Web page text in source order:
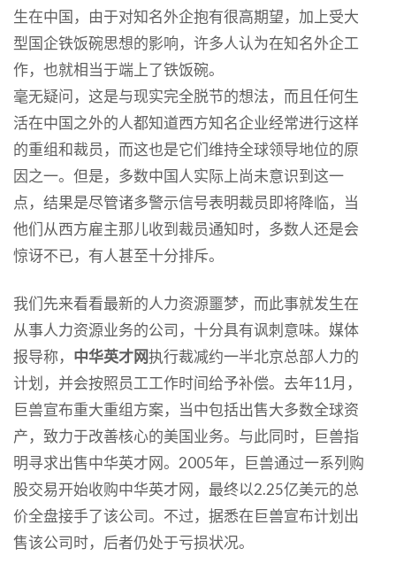
生在中国，由于对知名外企抱有很高期望，加上受大
型国企铁饭碗思想的影响，许多人认为在知名外企工
作，也就相当于端上了铁饭碗。
毫无疑问，这是与现实完全脱节的想法，而且任何生
活在中国之外的人都知道西方知名企业经常进行这样
的重组和裁员，而这也是它们维持全球领导地位的原
因之一。但是，多数中国人实际上尚未意识到这一
点，结果是尽管诸多警示信号表明裁员即将降临，当
他们从西方雇主那儿收到裁员通知时，多数人还是会
惊讶不已，有人甚至十分排斥。
我们先来看看最新的人力资源噩梦，而此事就发生在
从事人力资源业务的公司，十分具有讽刺意味。媒体
报导称， 中华英才网执行裁减约一半北京总部人力的
计划，并会按照员工工作时间给予补偿。去年11月，
巨兽宣布重大重组方案，当中包括出售大多数全球资
产，致力于改善核心的美国业务。与此同时，巨兽指
明寻求出售中华英才网。2005年，巨兽通过一系列购
股交易开始收购中华英才网，最终以2.25亿美元的总
价全盘接手了该公司。不过，据悉在巨兽宣布计划出
售该公司时，后者仍处于亏损状况。